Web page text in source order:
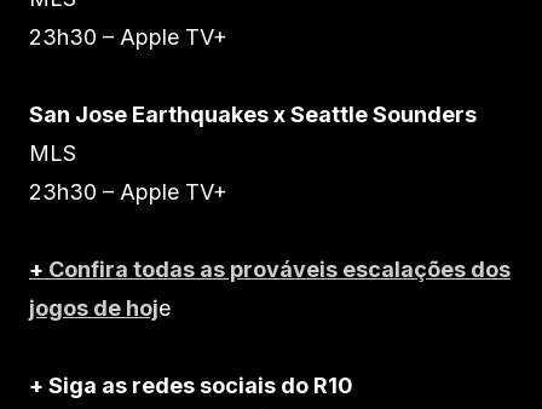
23h30 – Apple TV+
San Jose Earthquakes x Seattle Sounders
MLS
23h30 – Apple TV+
+ Confira todas as prováveis escalações dos
jogos de hoje
+ Siga as redes sociais do R10